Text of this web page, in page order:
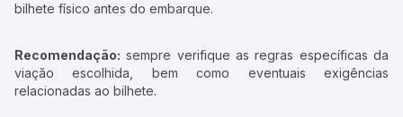
bilhete físico antes do embarque.
Recomendação: sempre verifique as regras específicas da
viação escolhida, bem como eventuais exigências
relacionadas ao bilhete.